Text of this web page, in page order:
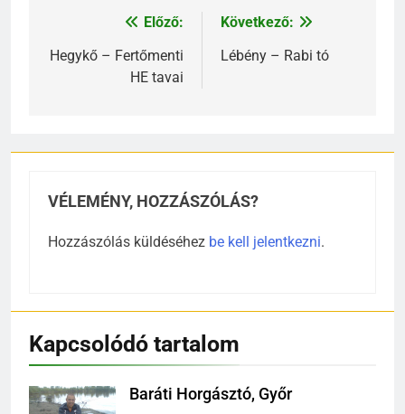
Bejegyzés
navigáció
Előző:
Hegykő – Fertőmenti
HE tavai
Következő:
Lébény – Rabi tó
VÉLEMÉNY, HOZZÁSZÓLÁS?
Hozzászólás küldéséhez be kell jelentkezni.
Kapcsolódó tartalom
Baráti Horgásztó, Győr